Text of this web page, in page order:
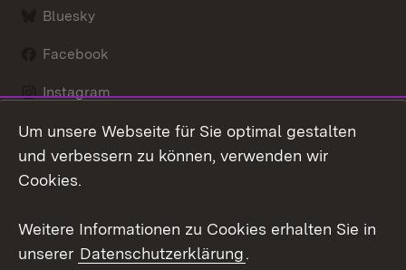
Bluesky
Facebook
Instagram
LinkedIn
Um unsere Webseite für Sie optimal gestalten
und verbessern zu können, verwenden wir
Cookies.
Weitere Informationen zu Cookies erhalten Sie in
unserer Datenschutzerklärung.